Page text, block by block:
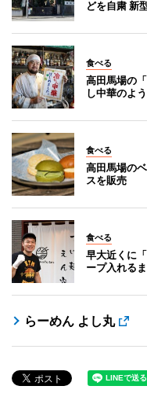
どを自粛 新
食べる
高田馬場の
し中華のよ
食べる
高田馬場の
スを販売
食べる
早大近くに
ープ入れる
らーめん よし丸